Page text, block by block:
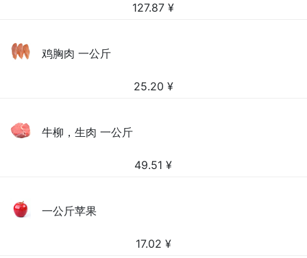
127.87 ¥
鸡胸肉 一公斤
25.20 ¥
牛柳，生肉 一公斤
49.51 ¥
一公斤苹果
17.02 ¥